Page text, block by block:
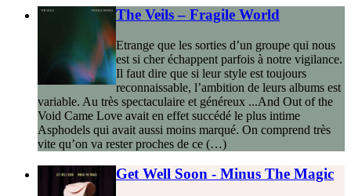
The Veils – Fragile World
Etrange que les sorties d’un groupe qui nous
est si cher échappent parfois à notre vigilance.
Il faut dire que si leur style est toujours
reconnaissable, l’ambition de leurs albums est
variable. Au très spectaculaire et généreux ...And Out of the
Void Came Love avait en effet succédé le plus intime
Asphodels qui avait aussi moins marqué. On comprend très
vite qu’on va rester proches de ce (…)
Get Well Soon - Minus The Magic